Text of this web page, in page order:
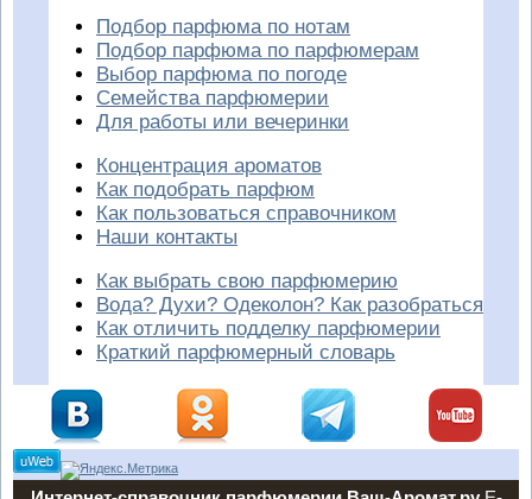
Подбор парфюма по нотам
Подбор парфюма по парфюмерам
Выбор парфюма по погоде
Семейства парфюмерии
Для работы или вечеринки
Концентрация ароматов
Как подобрать парфюм
Как пользоваться справочником
Наши контакты
Как выбрать свою парфюмерию
Вода? Духи? Одеколон? Как разобраться
Как отличить подделку парфюмерии
Краткий парфюмерный словарь